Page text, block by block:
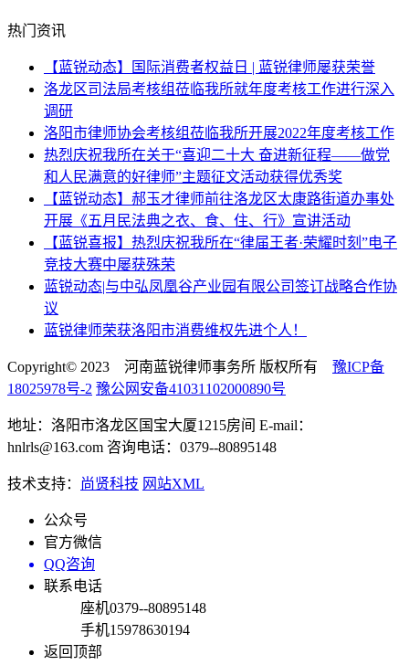
热门资讯
【蓝锐动态】国际消费者权益日 | 蓝锐律师屡获荣誉
洛龙区司法局考核组莅临我所就年度考核工作进行深入
调研
洛阳市律师协会考核组莅临我所开展2022年度考核工作
热烈庆祝我所在关于“喜迎二十大 奋进新征程——做党
和人民满意的好律师”主题征文活动获得优秀奖
【蓝锐动态】郝玉才律师前往洛龙区太康路街道办事处
开展《五月民法典之衣、食、住、行》宣讲活动
【蓝锐喜报】热烈庆祝我所在“律届王者·荣耀时刻”电子
竞技大赛中屡获殊荣
蓝锐动态|与中弘凤凰谷产业园有限公司签订战略合作协
议
蓝锐律师荣获洛阳市消费维权先进个人！
Copyright© 2023 河南蓝锐律师事务所 版权所有 豫ICP备
18025978号-2 豫公网安备41031102000890号
地址：洛阳市洛龙区国宝大厦1215房间 E-mail：
hnlrls@163.com 咨询电话：0379--80895148
技术支持： 尚贤科技 网站XML
公众号
官方微信
QQ咨询
联系电话
座机0379--80895148
手机15978630194
返回顶部